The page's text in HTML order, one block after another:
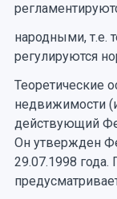
народными, т.е.
регулируются
Теоретические
недвижимости
действующий
Он утвержден
29.07.1998